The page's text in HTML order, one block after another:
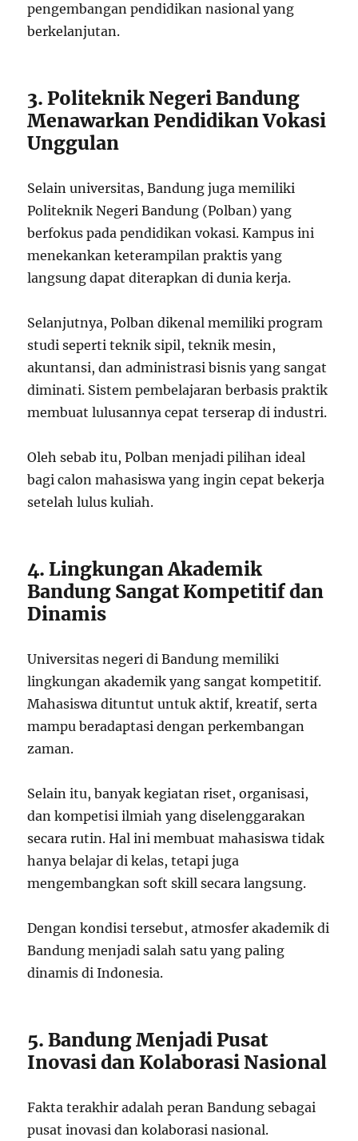
pengembangan pendidikan nasional yang
berkelanjutan.
3. Politeknik Negeri Bandung
Menawarkan Pendidikan Vokasi
Unggulan
Selain universitas, Bandung juga memiliki
Politeknik Negeri Bandung (Polban) yang
berfokus pada pendidikan vokasi. Kampus ini
menekankan keterampilan praktis yang
langsung dapat diterapkan di dunia kerja.
Selanjutnya, Polban dikenal memiliki program
studi seperti teknik sipil, teknik mesin,
akuntansi, dan administrasi bisnis yang sangat
diminati. Sistem pembelajaran berbasis praktik
membuat lulusannya cepat terserap di industri.
Oleh sebab itu, Polban menjadi pilihan ideal
bagi calon mahasiswa yang ingin cepat bekerja
setelah lulus kuliah.
4. Lingkungan Akademik
Bandung Sangat Kompetitif dan
Dinamis
Universitas negeri di Bandung memiliki
lingkungan akademik yang sangat kompetitif.
Mahasiswa dituntut untuk aktif, kreatif, serta
mampu beradaptasi dengan perkembangan
zaman.
Selain itu, banyak kegiatan riset, organisasi,
dan kompetisi ilmiah yang diselenggarakan
secara rutin. Hal ini membuat mahasiswa tidak
hanya belajar di kelas, tetapi juga
mengembangkan soft skill secara langsung.
Dengan kondisi tersebut, atmosfer akademik di
Bandung menjadi salah satu yang paling
dinamis di Indonesia.
5. Bandung Menjadi Pusat
Inovasi dan Kolaborasi Nasional
Fakta terakhir adalah peran Bandung sebagai
pusat inovasi dan kolaborasi nasional.